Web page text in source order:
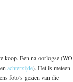
koop. Een na-oorlogse (WO
achterzijde). Het is meteen
foto’s gezien van die